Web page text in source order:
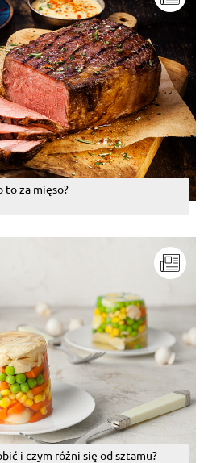
to za mięso?
i czym różni się od sztamu?